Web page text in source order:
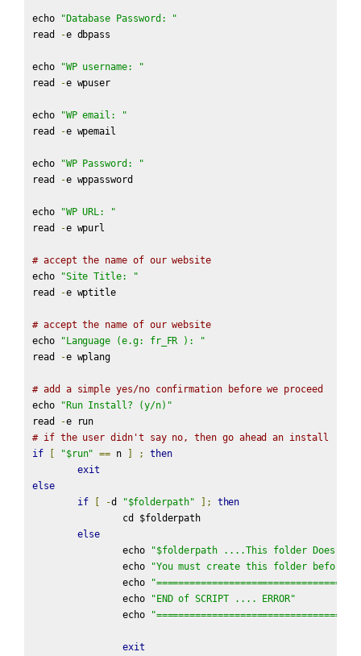
echo
"Database Password: "
read
-e dbpass
echo
"WP username: "
read
-e wpuser
echo
"WP email: "
read
-e wpemail
echo
"WP Password: "
read
-e wppassword
echo
"WP URL: "
read
-e wpurl
# accept the name of our website
echo
"Site Title: "
read
-e wptitle
# accept the name of our website
echo
"Language (e.g: fr_FR ): "
read
-e wplang
# add a simple yes/no confirmation before we proceed
echo
"Run Install? (y/n)"
read
-
# if the user didn't say no, then go ahead an install
if
[ "$run" == n ] ;
then
exit
else
if
[ -d "$folderpath" ];
then
else
		echo
"$folderpath ....This folder Does
		echo
"You must create this folder before
		echo
		echo
"END of SCRIPT .... ERROR"
		echo
exit